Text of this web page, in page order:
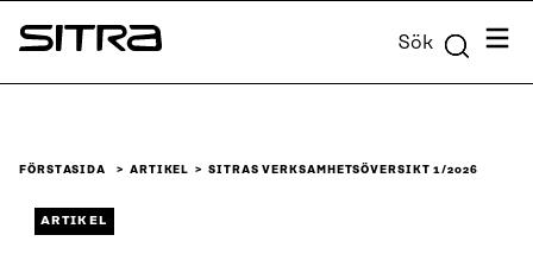
Skip to
content
Sitra Sök Meny
FÖRSTASIDA ARTIKEL SITRAS VERKSAMHETSÖVERSIKT 1/2026
ARTIKEL